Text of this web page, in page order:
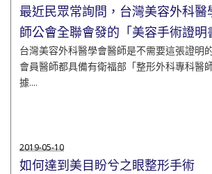
最近民眾常詢問，台灣美容外科醫
師公會全聯會發的「美容手術證明
台灣美容外科醫學會醫師是不需要這張證明
會員醫師都具備有衛福部「整形外科專科醫
據....
2019-05-10
如何達到美目盼兮之眼整形手術